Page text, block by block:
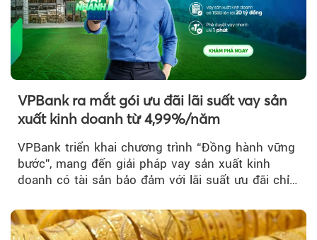
VPBank ra mắt gói ưu đãi lãi suất vay sản
xuất kinh doanh từ 4,99%/năm
VPBank triển khai chương trình “Đồng hành vững
bước”, mang đến giải pháp vay sản xuất kinh
doanh có tài sản bảo đảm với lãi suất ưu đãi chỉ